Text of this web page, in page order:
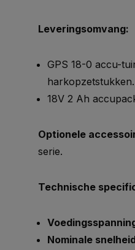
Leveringsomvang:
GPS 18-0 accu-
harkopzetstukken.
18V 2 Ah
Optionele
serie.
Technische
Nominale